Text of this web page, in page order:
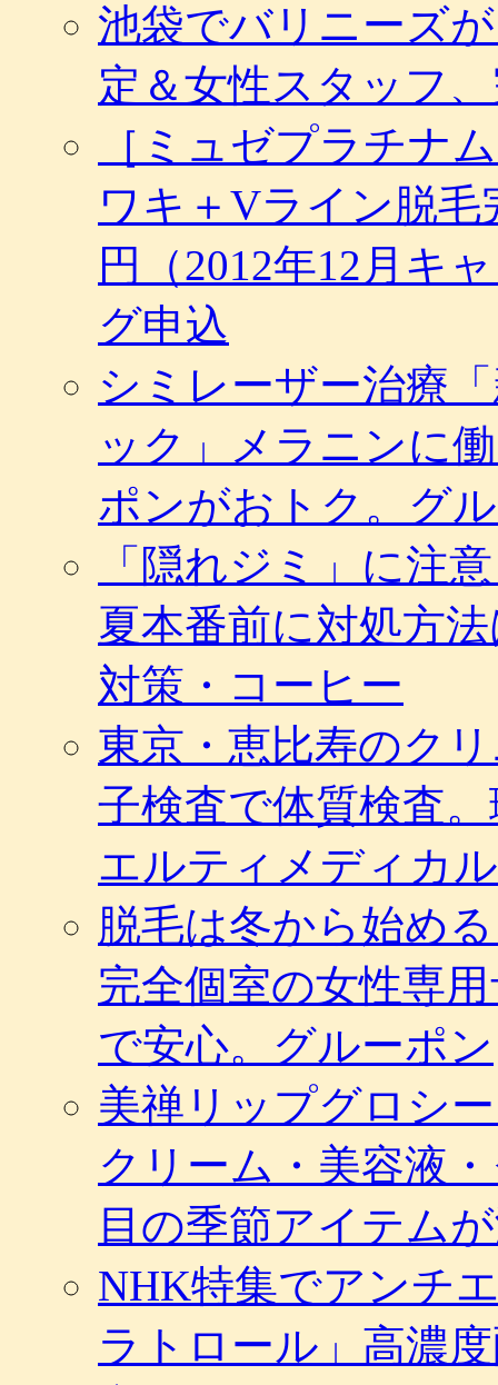
円
ミ
ッ
ョ
Y
ト
イ
ッ
ト
も
く
ポ
ン
は
池袋でバリニーズ
定＆女性スタッフ
［ミュゼプラチナ
ワキ＋Vライン脱毛
円（2012年12月キ
グ申込
シミレーザー治療
ック」メラニンに
ポンがおトク。グ
「隠れジミ」に注
夏本番前に対処方
対策・コーヒー
東京・恵比寿のク
子検査で体質検査
エルティメディカ
脱毛は冬から始め
完全個室の女性専
で安心。グルーポン
美禅リップグロシ
クリーム・美容液
目の季節アイテム
NHK特集でアンチ
ラトロール」高濃